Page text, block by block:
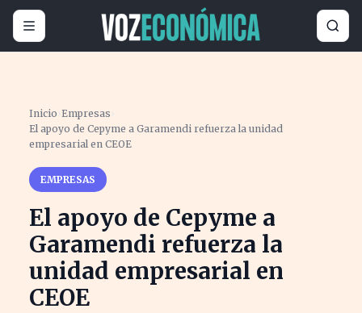
Inicio ›Empresas ›
El apoyo de Cepyme a Garamendi refuerza la unidad
empresarial en CEOE
EMPRESAS
El apoyo de Cepyme a
Garamendi refuerza la
unidad empresarial en
CEOE